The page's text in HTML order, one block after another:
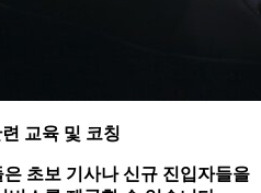
교육 및 코칭
초보 기사나 신규 진입자들을